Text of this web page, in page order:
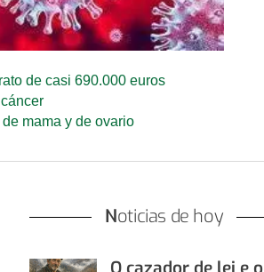
de casi 690.000 euros
mama y de ovario
Noticias de hoy